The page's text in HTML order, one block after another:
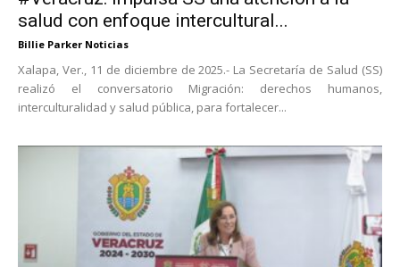
salud con enfoque intercultural...
Billie Parker Noticias
Xalapa, Ver., 11 de diciembre de 2025.- La Secretaría de Salud (SS)
realizó el conversatorio Migración: derechos humanos,
interculturalidad y salud pública, para fortalecer...